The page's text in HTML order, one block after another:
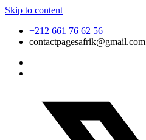
Skip to content
+212 661 76 62 56
contactpagesafrik@gmail.com